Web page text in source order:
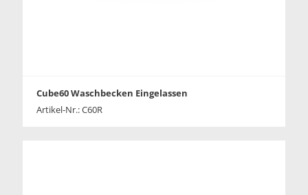
Cube60 Waschbecken Eingelassen
Artikel-Nr.: C60R